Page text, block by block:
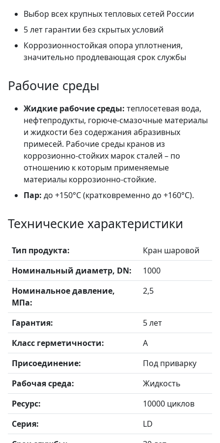
Выбор всех крупных тепловых сетей России
5 лет гарантии без скрытых условий
Коррозионностойкая опора уплотнения,
значительно продлевающая срок службы
Рабочие среды
Жидкие рабочие среды: теплосетевая вода,
нефтепродукты, горюче-смазочные материалы
и жидкости без содержания абразивных
примесей. Рабочие среды кранов из
коррозионно-стойких марок сталей – по
отношению к которым применяемые
материалы коррозионно-стойкие.
Пар: до +150°C (кратковременно до +160°C).
Технические характеристики
Тип продукта:
Кран шаровой
Номинальный диаметр, DN:
1000
Номинальное давление,
МПа:
2,5
Гарантия:
5 лет
Класс герметичности:
А
Присоединение:
Под приварку
Рабочая среда:
Жидкость
Ресурс:
10000 циклов
Серия:
LD